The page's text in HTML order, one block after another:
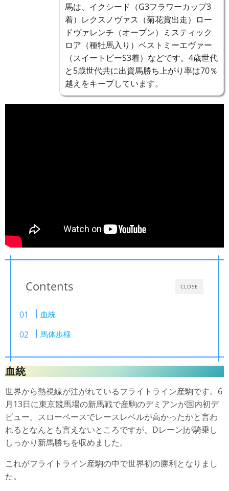
馬は、イクシード（G3フラワーカップ3
着）レクスノヴァス（菊花賞出走）ロー
ドヴァレンチ（オープン）ミスティック
ロア（種牡馬入り）ベストミーエヴァー
（スイートピーS3着）などです。4歳世代
と5歳世代共に出資馬勝ち上がり率は70％
越えをキープしています。
CLOSE
Contents
血統
馬体歩様
血統
世界から熱視線が注がれているフライトライン産駒です。6
月13日に東京競馬場の新馬戦で産駒のデミアンが国内初デ
ビュー。スローペースでレースレベルが高かったかと言わ
れるとなんとも言えないところですが、DレーンJが騎乗し
しっかり新馬勝ちを収めました。
これがフライトライン産駒の中で世界初の勝利となりまし
た。